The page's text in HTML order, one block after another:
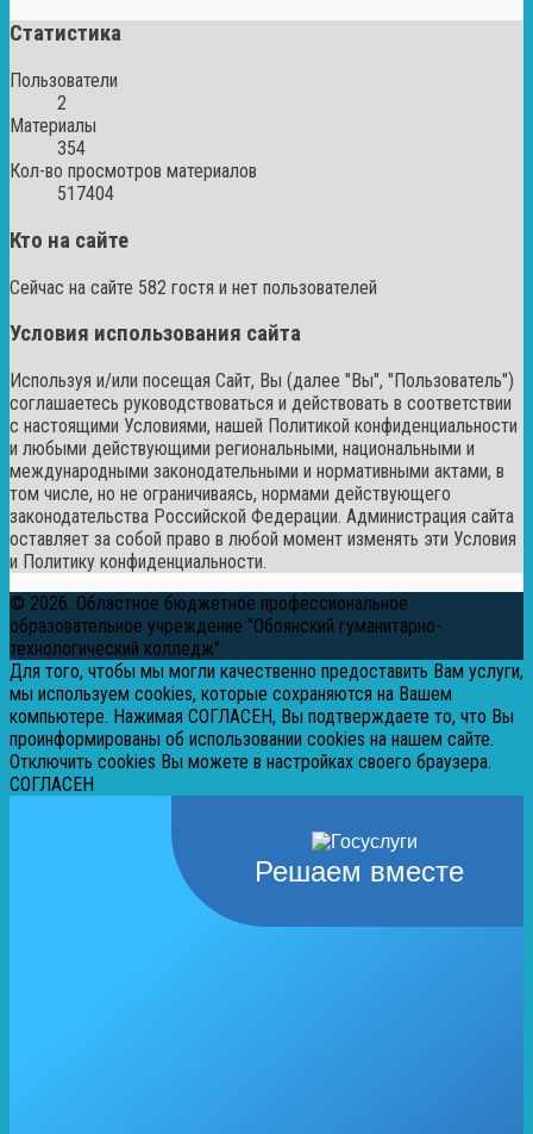
Статистика
Пользователи
2
Материалы
354
Кол-во просмотров материалов
517404
Кто на сайте
Сейчас на сайте 582 гостя и нет пользователей
Условия использования сайта
Используя и/или посещая Сайт, Вы (далее "Вы", "Пользователь")
соглашаетесь руководствоваться и действовать в соответствии
с настоящими Условиями, нашей Политикой конфиденциальности
и любыми действующими региональными, национальными и
международными законодательными и нормативными актами, в
том числе, но не ограничиваясь, нормами действующего
законодательства Российской Федерации. Администрация сайта
оставляет за собой право в любой момент изменять эти Условия
и Политику конфиденциальности.
© 2026. Областное бюджетное профессиональное
образовательное учреждение "Обоянский гуманитарно-
технологический колледж"
Для того, чтобы мы могли качественно предоставить Вам услуги,
мы используем cookies, которые сохраняются на Вашем
компьютере. Нажимая СОГЛАСЕН, Вы подтверждаете то, что Вы
проинформированы об использовании cookies на нашем сайте.
Отключить cookies Вы можете в настройках своего браузера.
СОГЛАСЕН
Решаем вместе